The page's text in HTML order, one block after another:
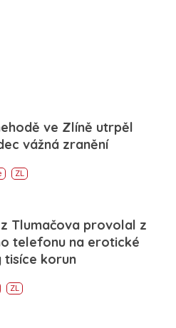
ve Zlíně utrpěl
vážná zranění
ZL
z Tlumačova provolal z
telefonu na erotické
tisíce korun
ZL